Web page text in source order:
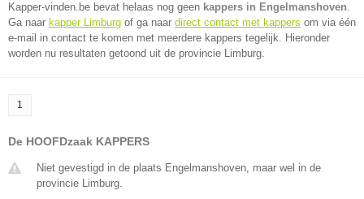
Kapper-vinden.be bevat helaas nog geen kappers in Engelmanshoven.
Ga naar kapper Limburg of ga naar direct contact met kappers om via één
e-mail in contact te komen met meerdere kappers tegelijk. Hieronder
worden nu resultaten getoond uit de provincie Limburg.
1
De HOOFDzaak KAPPERS
Niet gevestigd in de plaats Engelmanshoven, maar wel in de
provincie Limburg.